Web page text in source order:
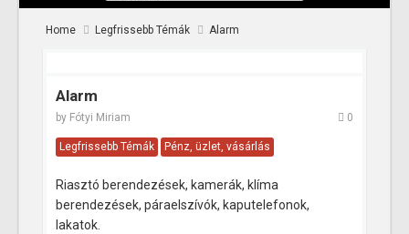
Home Legfrissebb Témák Alarm
Alarm
by Fótyi Miriam 0
Legfrissebb Témák Pénz, üzlet, vásárlás
Riasztó berendezések, kamerák, klíma
berendezések, páraelszívók, kaputelefonok,
lakatok.